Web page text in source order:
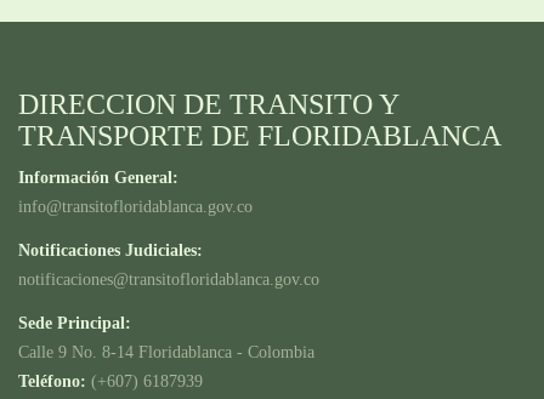
DIRECCION DE TRANSITO Y
TRANSPORTE DE FLORIDABLANCA
Información General:
info@transitofloridablanca.gov.co
Notificaciones Judiciales:
notificaciones@transitofloridablanca.gov.co
Sede Principal:
Calle 9 No. 8-14 Floridablanca - Colombia
Teléfono: (+607) 6187939